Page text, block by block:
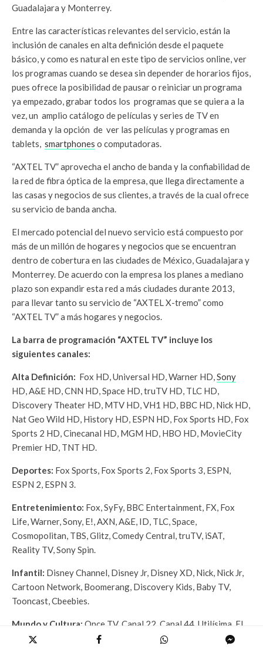
Guadalajara y Monterrey.
Entre las características relevantes del servicio, están la
inclusión de canales en alta definición desde el paquete
básico, y como es natural en este tipo de servicios online, ver
los programas cuando se desea sin depender de horarios fijos,
pues ofrece la posibilidad de pausar o reiniciar un programa
ya empezado, grabar todos los programas que se quiera a la
vez, un amplio catálogo de películas y series de TV en
demanda y la opción de ver las películas y programas en
tablets, smartphones o computadoras.
“AXTEL TV” aprovecha el ancho de banda y la confiabilidad de
la red de fibra óptica de la empresa, que llega directamente a
las casas y negocios de sus clientes, a través de la cual ofrece
su servicio de banda ancha.
El mercado potencial del nuevo servicio está compuesto por
más de un millón de hogares y negocios que se encuentran
dentro de cobertura en las ciudades de México, Guadalajara y
Monterrey. De acuerdo con la empresa los planes a mediano
plazo son expandir esta red a más ciudades durante 2013,
para llevar tanto su servicio de “AXTEL X-tremo” como
“AXTEL TV” a más hogares y negocios.
La barra de programación “AXTEL TV” incluye los
siguientes canales:
Alta Definición: Fox HD, Universal HD, Warner HD,Sony
HD, A&E HD, CNN HD, Space HD, truTV HD, TLC HD,
Discovery Theater HD, MTV HD, VH1 HD, BBC HD, Nick HD,
Nat Geo Wild HD, History HD, ESPN HD, Fox Sports HD, Fox
Sports 2 HD, Cinecanal HD, MGM HD, HBO HD, MovieCity
Premier HD, TNT HD.
Deportes: Fox Sports, Fox Sports 2, Fox Sports 3, ESPN,
ESPN 2, ESPN 3.
Entretenimiento: Fox, SyFy, BBC Entertainment, FX, Fox
Life, Warner, Sony, E!, AXN, A&E, ID, TLC, Space,
Cosmopolitan, TBS, Glitz, Comedy Central, truTV, iSAT,
Reality TV, Sony Spin.
Infantil: Disney Channel, Disney Jr, Disney XD, Nick, Nick Jr,
Cartoon Network, Boomerang, Discovery Kids, Baby TV,
Tooncast, Cbeebies.
Mundo y Cultura: Once TV, Canal 22, Canal 44, Utilísima, El
Gourmet, Casa Club, Discovery Channel, Discovery Home &